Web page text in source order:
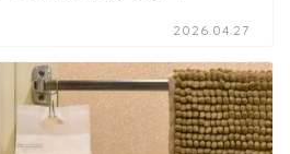
2026.04.27